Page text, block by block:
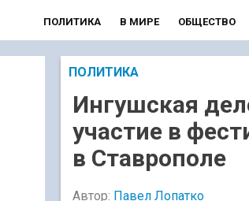
ПОЛИТИКА В МИРЕ ОБЩЕСТВО
ПОЛИТИКА
Ингушская
участие в
в Ставрополе
Автор: Павел Лопатко